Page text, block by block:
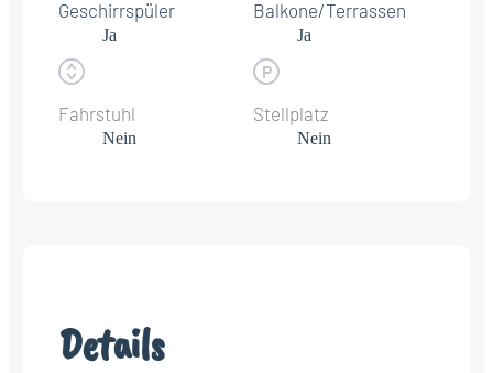
Geschirrspüler
Ja
Balkone/Terrassen
Ja
Fahrstuhl
Nein
Stellplatz
Nein
Details